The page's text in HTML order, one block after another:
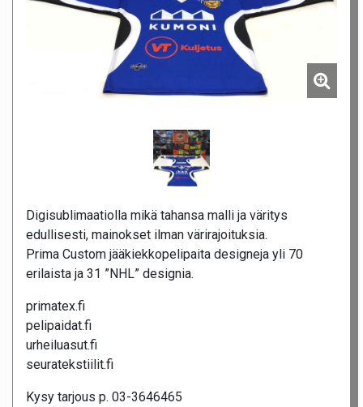
Digisublimaatiolla mikä tahansa malli ja väritys
edullisesti, mainokset ilman värirajoituksia.
Prima Custom jääkiekkopelipaita designeja yli 70
erilaista ja 31 ”NHL” designia.
primatex.fi
pelipaidat.fi
urheiluasut.fi
seuratekstiilit.fi
Kysy tarjous p. 03-3646465